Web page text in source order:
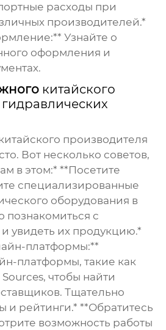
расходы при
производителей.*
Узнайте о
оформления и
китайского
производителя
Вот несколько советов,
в этом:* **Посетите
специализированные
оборудования в
познакомиться с
увидеть их продукцию.*
платформы:**
платформы, такие как
чтобы найти
Тщательно
и рейтинги.* **Обратитесь
возможность работы